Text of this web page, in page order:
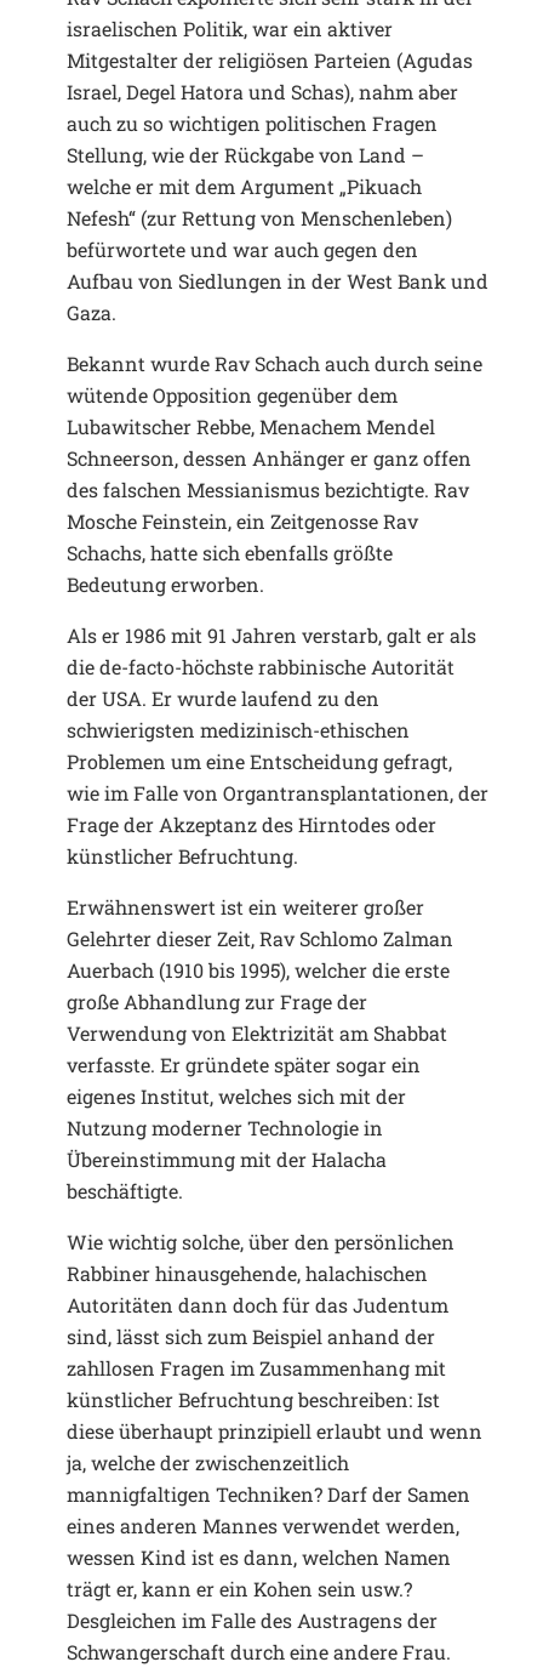
israelischen Politik, war ein aktiver
Mitgestalter der religiösen Parteien (Agudas
Israel, Degel Hatora und Schas), nahm aber
auch zu so wichtigen politischen Fragen
Stellung, wie der Rückgabe von Land –
welche er mit dem Argument „Pikuach
Nefesh“ (zur Rettung von Menschenleben)
befürwortete und war auch gegen den
Aufbau von Siedlungen in der West Bank und
Gaza.
Bekannt wurde Rav Schach auch durch seine
wütende Opposition gegenüber dem
Lubawitscher Rebbe, Menachem Mendel
Schneerson, dessen Anhänger er ganz offen
des falschen Messianismus bezichtigte. Rav
Mosche Feinstein, ein Zeitgenosse Rav
Schachs, hatte sich ebenfalls größte
Bedeutung erworben.
Als er 1986 mit 91 Jahren verstarb, galt er als
die de-facto-höchste rabbinische Autorität
der USA. Er wurde laufend zu den
schwierigsten medizinisch-ethischen
Problemen um eine Entscheidung gefragt,
wie im Falle von Organtransplantationen, der
Frage der Akzeptanz des Hirntodes oder
künstlicher Befruchtung.
Erwähnenswert ist ein weiterer großer
Gelehrter dieser Zeit, Rav Schlomo Zalman
Auerbach (1910 bis 1995), welcher die erste
große Abhandlung zur Frage der
Verwendung von Elektrizität am Shabbat
verfasste. Er gründete später sogar ein
eigenes Institut, welches sich mit der
Nutzung moderner Technologie in
Übereinstimmung mit der Halacha
beschäftigte.
Wie wichtig solche, über den persönlichen
Rabbiner hinausgehende, halachischen
Autoritäten dann doch für das Judentum
sind, lässt sich zum Beispiel anhand der
zahllosen Fragen im Zusammenhang mit
künstlicher Befruchtung beschreiben: Ist
diese überhaupt prinzipiell erlaubt und wenn
ja, welche der zwischenzeitlich
mannigfaltigen Techniken? Darf der Samen
eines anderen Mannes verwendet werden,
wessen Kind ist es dann, welchen Namen
trägt er, kann er ein Kohen sein usw.?
Desgleichen im Falle des Austragens der
Schwangerschaft durch eine andere Frau.